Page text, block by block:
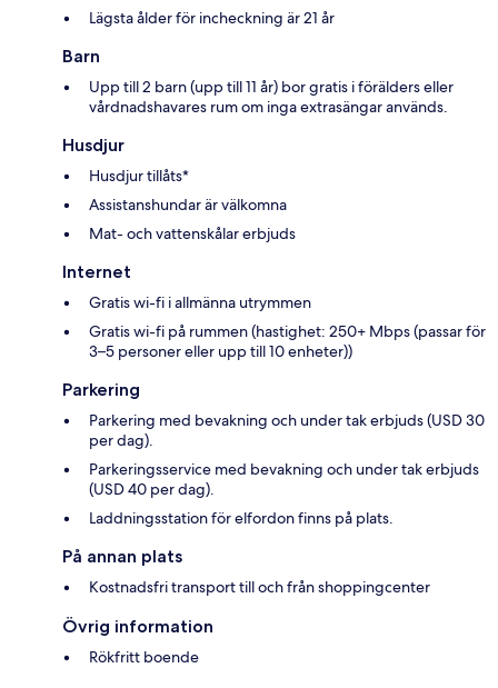
Lägsta ålder för incheckning är 21 år
Barn
Upp till 2 barn (upp till 11 år) bor gratis i förälders eller
vårdnadshavares rum om inga extrasängar används.
Husdjur
Husdjur tillåts*
Assistanshundar är välkomna
Mat- och vattenskålar erbjuds
Internet
Gratis wi-fi i allmänna utrymmen
Gratis wi-fi på rummen (hastighet: 250+ Mbps (passar för
3–5 personer eller upp till 10 enheter))
Parkering
Parkering med bevakning och under tak erbjuds (USD 30
per dag).
Parkeringsservice med bevakning och under tak erbjuds
(USD 40 per dag).
Laddningsstation för elfordon finns på plats.
På annan plats
Kostnadsfri transport till och från shoppingcenter
Övrig information
Rökfritt boende